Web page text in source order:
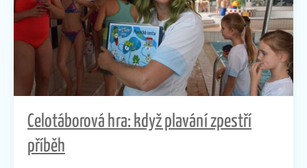
Celotáborová hra: když plavání zpestří
příběh